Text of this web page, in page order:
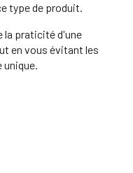
type de produit.
la praticité d'une
en vous évitant les
unique.